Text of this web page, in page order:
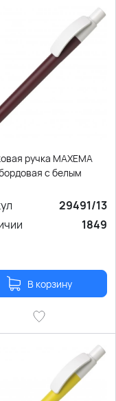
ручка MAXEMA
бордовая с белым
29491/13
1849
В корзину